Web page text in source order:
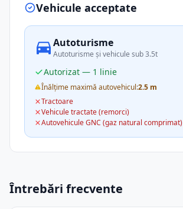
Vehicule acceptate
Autoturisme
Autoturisme și vehicule sub 3.5t
Autorizat — 1 linie
Înălțime maximă autovehicul:2.5 m
Tractoare
Vehicule tractate (remorci)
Autovehicule GNC (gaz natural comprimat)
Întrebări frecvente